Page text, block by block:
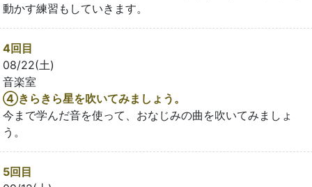
動かす練習もしていきます。
4回目
08/22(土)
音楽室
④きらきら星を吹いてみましょう。
今まで学んだ音を使って、おなじみの曲を吹いてみましょ
う。
5回目